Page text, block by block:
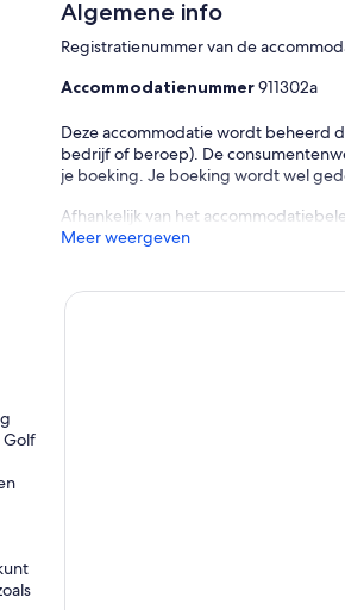
Algemene info
Registratienummer van de
Accommodatienummer911302a
Deze accommodatie wordt beheerd
bedrijf of beroep). De
je boeking. Je boeking wordt wel
Afhankelijk van het
Meer weergeven
Golf